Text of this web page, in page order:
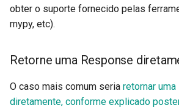
obter o suporte fornecido pelas
mypy, etc).
Retorne uma Response
O caso mais comum seria retornar
diretamente, conforme explicado